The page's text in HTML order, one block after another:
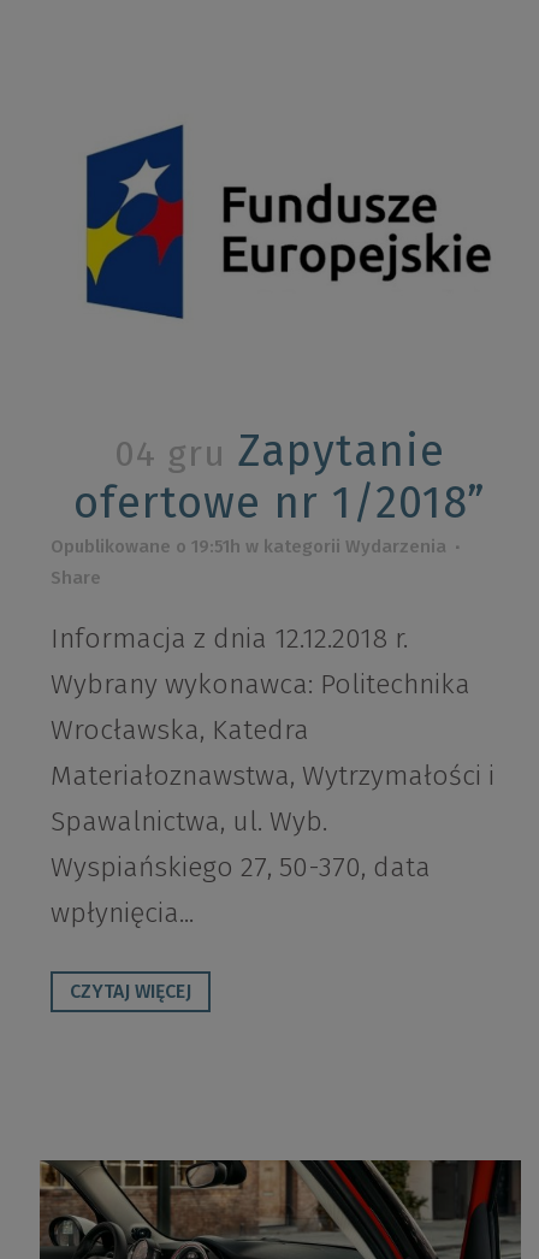
04 gru Zapytanie
ofertowe nr 1/2018”
Opublikowane o 19:51h w kategorii Wydarzenia
Share
Informacja z dnia 12.12.2018 r.
Wybrany wykonawca: Politechnika
Wrocławska, Katedra
Materiałoznawstwa, Wytrzymałości i
Spawalnictwa, ul. Wyb.
Wyspiańskiego 27, 50-370, data
wpłynięcia...
CZYTAJ WIĘCEJ